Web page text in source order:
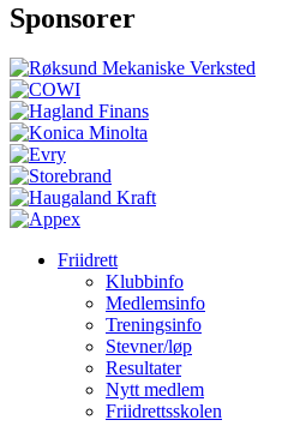
Sponsorer
Friidrett
Klubbinfo
Medlemsinfo
Treningsinfo
Stevner/løp
Resultater
Nytt medlem
Friidrettsskolen